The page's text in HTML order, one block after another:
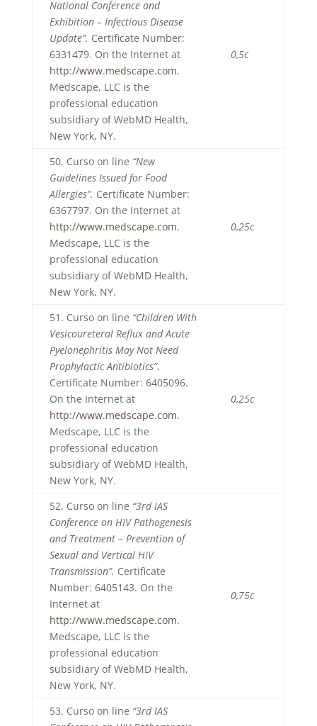
National Conference and
Exhibition – Infectious Disease
Update”. Certificate Number:
6331479. On the Internet at
http://www.medscape.com.
Medscape, LLC is the
professional education
subsidiary of WebMD Health,
New York, NY.
0,5c
50. Curso on line “New
Guidelines Issued for Food
Allergies”. Certificate Number:
6367797. On the Internet at
http://www.medscape.com.
Medscape, LLC is the
professional education
subsidiary of WebMD Health,
New York, NY.
0,25c
51. Curso on line “Children With
Vesicoureteral Reflux and Acute
Pyelonephritis May Not Need
Prophylactic Antibiotics”.
Certificate Number: 6405096.
On the Internet at
http://www.medscape.com.
Medscape, LLC is the
professional education
subsidiary of WebMD Health,
New York, NY.
0,25c
52. Curso on line “3rd IAS
Conference on HIV Pathogenesis
and Treatment – Prevention of
Sexual and Vertical HIV
Transmission”. Certificate
Number: 6405143. On the
Internet at
http://www.medscape.com.
Medscape, LLC is the
professional education
subsidiary of WebMD Health,
New York, NY.
0,75c
53. Curso on line “3rd IAS